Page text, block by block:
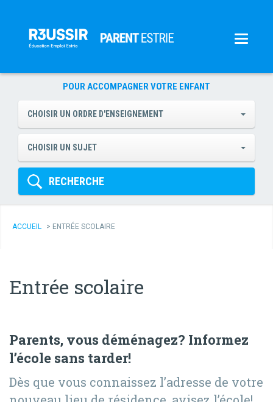
POUR ACCOMPAGNER VOTRE ENFANT
CHOISIR UN ORDRE D'ENSEIGNEMENT
CHOISIR UN SUJET
RECHERCHE
ACCUEIL > ENTRÉE SCOLAIRE
Entrée scolaire
Parents, vous déménagez? Informez
l’école sans tarder!
Dès que vous connaissez l’adresse de votre